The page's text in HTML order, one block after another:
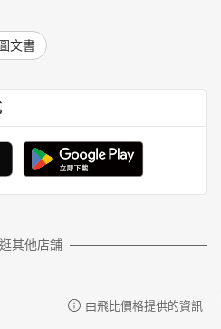
文書
其他店舖
由飛比價格提供的資訊